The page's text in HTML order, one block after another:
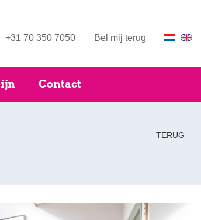
+31 70 350 7050 Bel mij terug
Contact
TERUG